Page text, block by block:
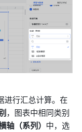
，图表中相同类别
轴（系列） 中，选